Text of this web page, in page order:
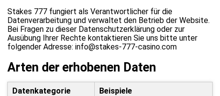
Stakes 777 fungiert als Verantwortlicher für die
Datenverarbeitung und verwaltet den Betrieb der Website.
Bei Fragen zu dieser Datenschutzerklärung oder zur
Ausübung Ihrer Rechte kontaktieren Sie uns bitte unter
folgender Adresse: info@stakes-777-casino.com
Arten der erhobenen Daten
Datenkategorie Beispiele